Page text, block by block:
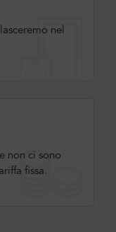
nel
non ci sono
fissa.